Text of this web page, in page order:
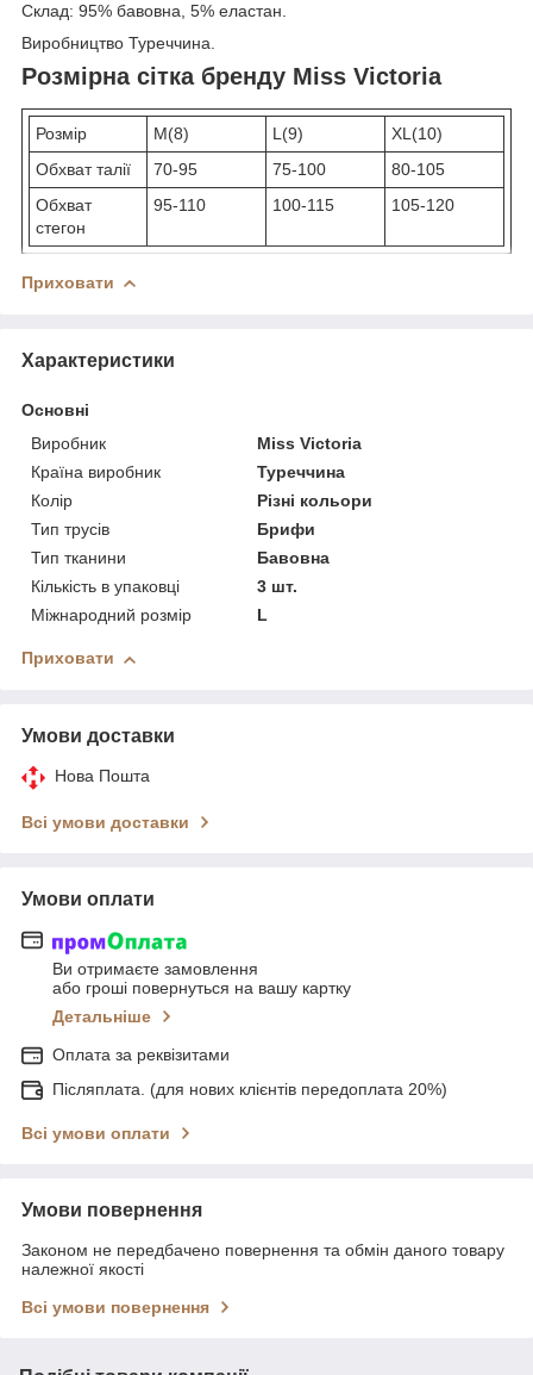
Склад: 95% бавовна, 5% еластан.
Виробництво Туреччина.
Розмірна сітка бренду Miss Victoria
Розмір M(8) L(9)
XL(10)
Обхват талії
70-95 75-100
80-105
Обхват
стегон
95-110 100-115 105-120
Приховати
Характеристики
Основні
Виробник
Miss Victoria
Країна виробник
Туреччина
Колір
Різні кольори
Тип трусів
Брифи
Тип тканини
Бавовна
Кількість в упаковці
3 шт.
Міжнародний розмір
L
Приховати
Умови доставки
Нова Пошта
Всі умови доставки
Умови оплати
Ви отримаєте замовлення
або гроші повернуться на вашу картку
Детальніше
Оплата за реквізитами
Післяплата. (для нових клієнтів передоплата 20%)
Всі умови оплати
Умови повернення
Законом не передбачено повернення та обмін даного товару
належної якості
Всі умови повернення